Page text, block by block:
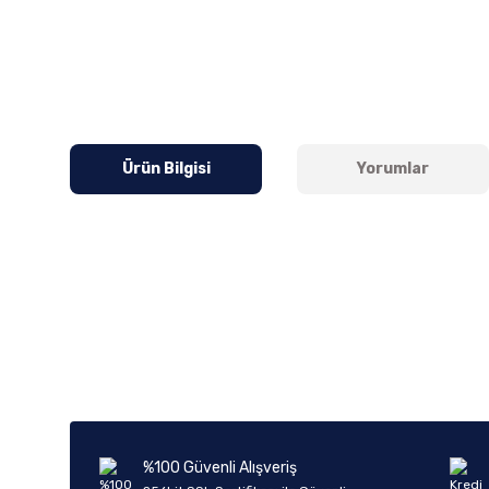
Ürün Bilgisi Yorumlar
Ürün fiyatı diğer sitelerden daha pahalı.
%100 Güvenli Alışveriş